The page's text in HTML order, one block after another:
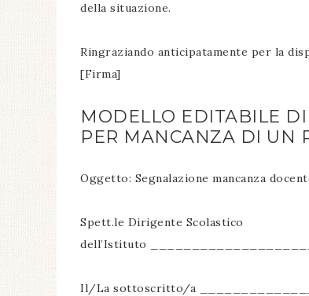
della situazione.
Ringraziando anticipatamente per la
[Firma]
MODELLO EDITABILE
PER MANCANZA DI UN
Oggetto: Segnalazione mancanza
Spett.le Dirigente Scolastico
dell’Istituto
Il/La sottoscritto/a